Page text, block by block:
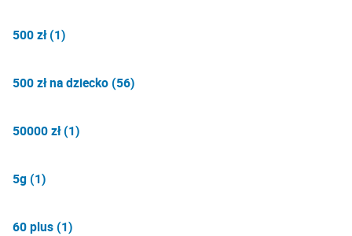
500 zł (1)
500 zł na dziecko (56)
50000 zł (1)
5g (1)
60 plus (1)